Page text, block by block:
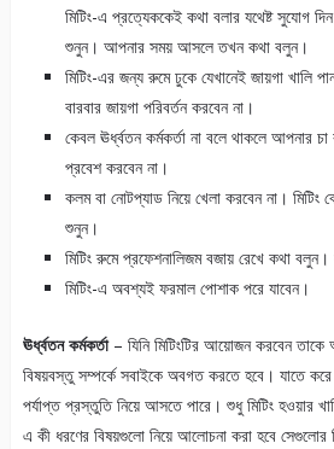
মিটিং-এ প্রত্যেককেই কথা বলার যথেষ্ট সুযোগ
শুনুন। আপনার সময় আসলে তখন কথা বলুন।
মিটিং-এর জন্য রুমে ঢুকে যেখানেই জায়গা খালি
বারবার জায়গা পরিবর্তন করবেন না।
কেবল ঊর্ধ্বতন কর্মকর্তা না বলে থাকলে আপনার চা
প্রবেশ করবেন না।
কলম বা নোটপ্যাড নিয়ে খেলা করবেন না। মিটিং
শুনুন।
মিটিং রুমে প্রফেশনালিজম বজায় রেখে কথা বলুন।
মিটিং-এ অবশ্যই ফরমাল পোশাক পরে যাবেন।
ঊর্ধ্বতন কর্মকর্তা– যিনি মিটিংটির আয়োজন করবেন
বিষয়বস্তু সম্পর্কে সবাইকে অবগত করতে হবে। যাতে করে
পর্যাপ্ত প্রস্তুতি নিয়ে আসতে পারে। শুধু মিটিং হওয়ার
এ কী ধরণের বিষয়গুলো নিয়ে আলোচনা করা হবে সেগুলোর